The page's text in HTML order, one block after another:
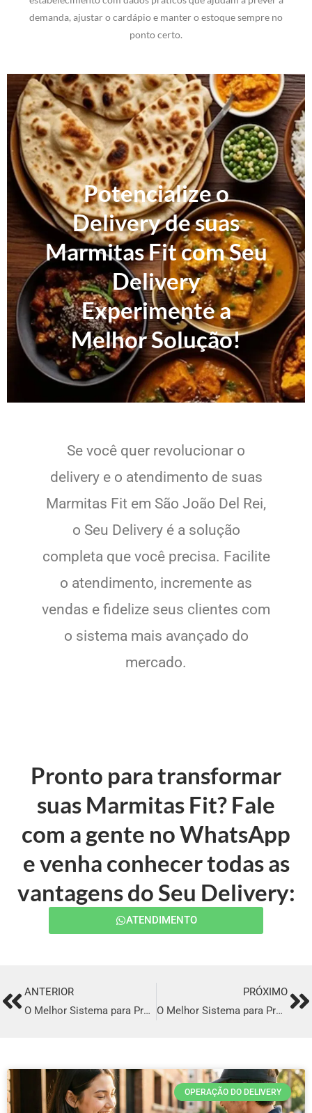
demanda, ajustar o cardápio e manter o estoque sempre no
ponto certo.
Potencialize o
Delivery de suas
Marmitas Fit com Seu
Delivery
Experimente a
Melhor Solução!
Se você quer revolucionar o
delivery e o atendimento de suas
Marmitas Fit em São João Del Rei,
o Seu Delivery é a solução
completa que você precisa. Facilite
o atendimento, incremente as
vendas e fidelize seus clientes com
o sistema mais avançado do
mercado.
Pronto para transformar
suas Marmitas Fit? Fale
com a gente no WhatsApp
e venha conhecer todas as
vantagens do Seu Delivery:
ATENDIMENTO
PrevANTERIOR
O Melhor Sistema para Profissionalizar o seu Delivery em Votuporanga
PRÓXIMO
O Melhor Sistema para Profissionalizar o seu Delivery em Senador Canedo
OPERAÇÃO DO DELIVERY